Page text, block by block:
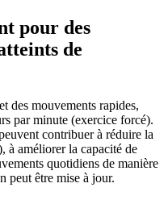
pour des
de
des mouvements rapides,
par minute (exercice forcé).
contribuer à réduire la
à améliorer la capacité de
quotidiens de manière
peut être mise à jour.